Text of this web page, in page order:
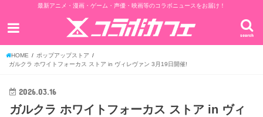
最新アニメ・漫画・ゲーム・声優・映画等のコラボニュースをお届け！
search
HOME
ポップアップストア
ガルクラ ホワイトフォーカス ストア in ヴィレヴァン 3月19日開催!
2026.03.16
ガルクラ ホワイトフォーカス ストア in ヴィ